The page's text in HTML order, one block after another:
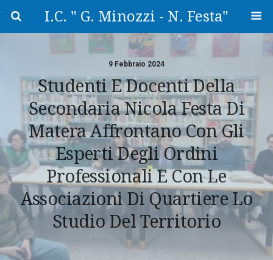
I.C. " G. Minozzi - N. Festa"
9 Febbraio 2024
Studenti E Docenti Della
Secondaria Nicola Festa Di
Matera Affrontano Con Gli
Esperti Degli Ordini
Professionali E Con Le
Associazioni Di Quartiere Lo
Studio Del Territorio